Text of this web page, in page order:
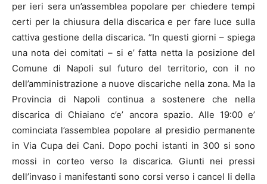
per ieri sera un’assemblea popolare per chiedere tempi
certi per la chiusura della discarica e per fare luce sulla
cattiva gestione della discarica. “In questi giorni – spiega
una nota dei comitati – si e’ fatta netta la posizione del
Comune di Napoli sul futuro del territorio, con il no
dell’amministrazione a nuove discariche nella zona. Ma la
Provincia di Napoli continua a sostenere che nella
discarica di Chiaiano c’e’ ancora spazio. Alle 19:00 e’
cominciata l’assemblea popolare al presidio permanente
in Via Cupa dei Cani. Dopo pochi istanti in 300 si sono
mossi in corteo verso la discarica. Giunti nei pressi
dell’invaso i manifestanti sono corsi verso i cancel li della